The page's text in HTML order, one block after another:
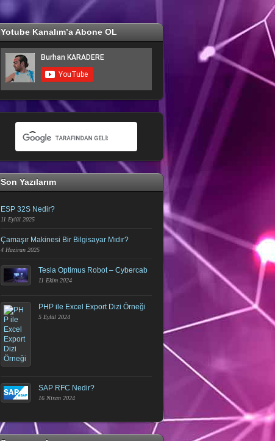
Yotube Kanalım’a Abone OL
Son Yazılarım
ESP 32S Nedir?
11 Eylül 2025
Çamaşır Makinesi Bir Bilgisayar Mıdır?
4 Haziran 2025
Tesla Optimus Robot – Cybercab
11 Ekim 2024
PHP ile Excel Export Dizi Örneği
5 Eylül 2024
SAP RFC Nedir?
16 Nisan 2024